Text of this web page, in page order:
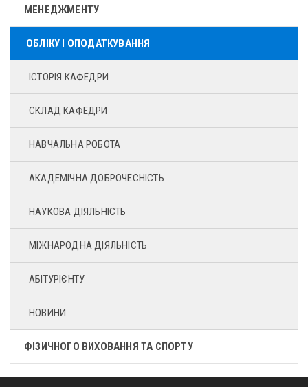
МЕНЕДЖМЕНТУ
ОБЛІКУ І ОПОДАТКУВАННЯ
ІСТОРІЯ КАФЕДРИ
СКЛАД КАФЕДРИ
НАВЧАЛЬНА РОБОТА
АКАДЕМІЧНА ДОБРОЧЕСНІСТЬ
НАУКОВА ДІЯЛЬНІСТЬ
МІЖНАРОДНА ДІЯЛЬНІСТЬ
АБІТУРІЄНТУ
НОВИНИ
ФІЗИЧНОГО ВИХОВАННЯ ТА СПОРТУ